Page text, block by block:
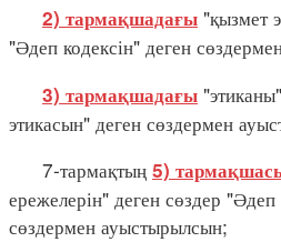
2) тармақшадағы "қызмет
"Әдеп кодексін" деген
3) тармақшадағы
этикасын" деген сөздермен
7-тармақтың 5)
ережелерін" деген сөздер "Әдеп
сөздермен ауыстырылсын;